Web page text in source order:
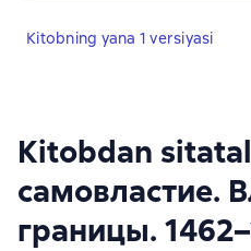
Kitobdan
самовластие.
границы.
Kitobning yana 1 versiyasi